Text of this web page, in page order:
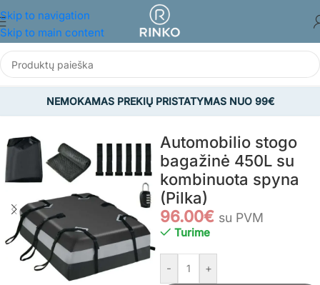
Skip to navigation
Skip to main content
NEMOKAMAS PREKIŲ PRISTATYMAS NUO 99€
NAMAMS IR BUIČIAI/Viskas automobiliams
Automobilio stogo
bagažinė 450L su
kombinuota spyna
(Pilka)
96.00€ su PVM
Turime
- +